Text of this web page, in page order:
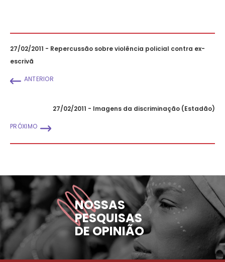
27/02/2011 - Repercussão sobre violência policial contra ex-
escrivã
ANTERIOR
27/02/2011 - Imagens da discriminação (Estadão)
PRÓXIMO
NOSSAS
PESQUISAS
DE OPINIÃO